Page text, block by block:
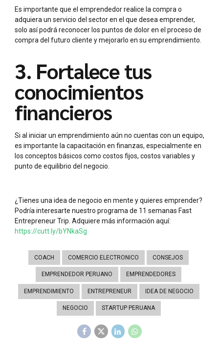
Es importante que el emprendedor realice la compra o
adquiera un servicio del sector en el que desea emprender,
solo así podrá reconocer los puntos de dolor en el proceso de
compra del futuro cliente y mejorarlo en su emprendimiento.
3. Fortalece tus
conocimientos
financieros
Si al iniciar un emprendimiento aún no cuentas con un equipo,
es importante la capacitación en finanzas, especialmente en
los conceptos básicos como costos fijos, costos variables y
punto de equilibrio del negocio.
¿Tienes una idea de negocio en mente y quieres emprender?
Podría interesarte nuestro programa de 11 semanas Fast
Entrepreneur Trip. Adquiere más información aquí:
https://cutt.ly/bYNkaSg
COACH COMERCIO ELECTRONICO CONSEJOS
EMPRENDEDOR PERUANO EMPRENDEDORES
EMPRENDIMIENTO ENTREPRENEUR IDEA DE NEGOCIO
NEGOCIO STARTUP PERUANA